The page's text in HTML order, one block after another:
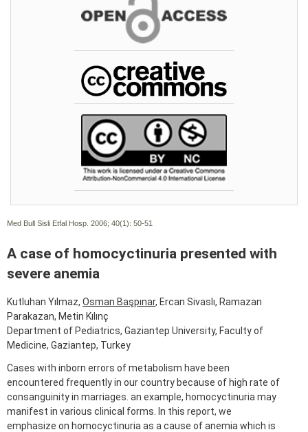
Med Bull Sisli Etfal Hosp. 2006; 40(1): 50-51
A case of homocyctinuria presented with
severe anemia
Kutluhan Yılmaz, Osman Başpınar, Ercan Sivaslı, Ramazan
Parakazan, Metin Kılınç
Department of Pediatrics, Gaziantep University, Faculty of
Medicine, Gaziantep, Turkey
Cases with inborn errors of metabolism have been
encountered frequently in our country because of high rate of
consanguinity in marriages. an example, homocyctinuria may
manifest in various clinical forms. In this report, we
emphasize on homocyctinuria as a cause of anemia which is